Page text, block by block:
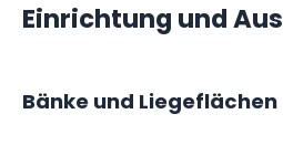
Einrichtung und
Bänke und Liegeflächen